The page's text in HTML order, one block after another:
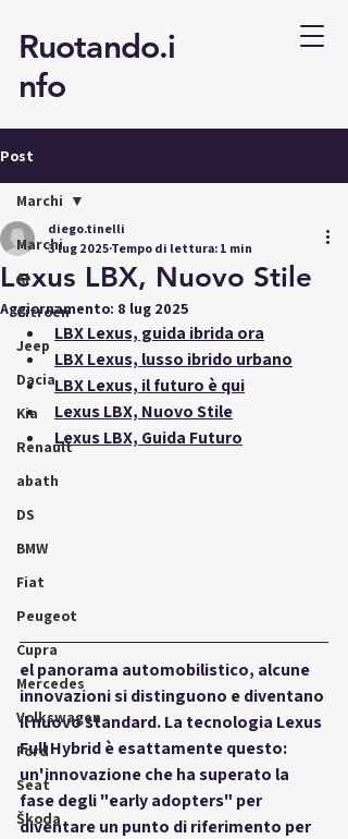
Ruotando.i
nfo
Post
Marchi
AI
Citroën
Jeep
Dacia
Kia
Renault
abath
DS
BMW
Fiat
Peugeot
Cupra
Mercedes
Volkswagen
Ford
Seat
Škoda
Marchi
Lexus LBX, Nuovo Stile
diego.tinelli
3 lug 2025Tempo di lettura: 1 min
Aggiornamento: 8 lug 2025
LBX Lexus, guida ibrida ora
LBX Lexus, lusso ibrido urbano
LBX Lexus, il futuro è qui
Lexus LBX, Nuovo Stile
Lexus LBX, Guida Futuro
el panorama automobilistico, alcune
innovazioni si distinguono e diventano
il nuovo standard. La tecnologia Lexus
Full Hybrid è esattamente questo:
un'innovazione che ha superato la
fase degli "early adopters" per
diventare un punto di riferimento per